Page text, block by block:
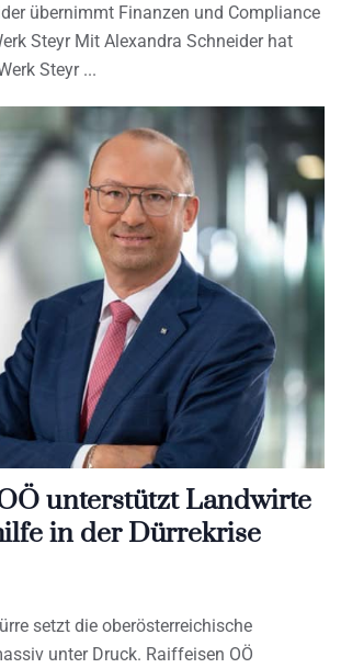
übernimmt Finanzen und Compliance
Steyr Mit Alexandra Schneider hat
Steyr
unterstützt Landwirte
in der Dürrekrise
setzt die oberösterreichische
unter Druck. Raiffeisen OÖ